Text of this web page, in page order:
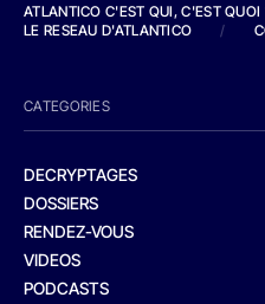
ATLANTICO C'EST QUI, C'EST QUOI
LE RESEAU D'ATLANTICO
/
CATEGORIES
DECRYPTAGES
DOSSIERS
RENDEZ-VOUS
VIDEOS
PODCASTS